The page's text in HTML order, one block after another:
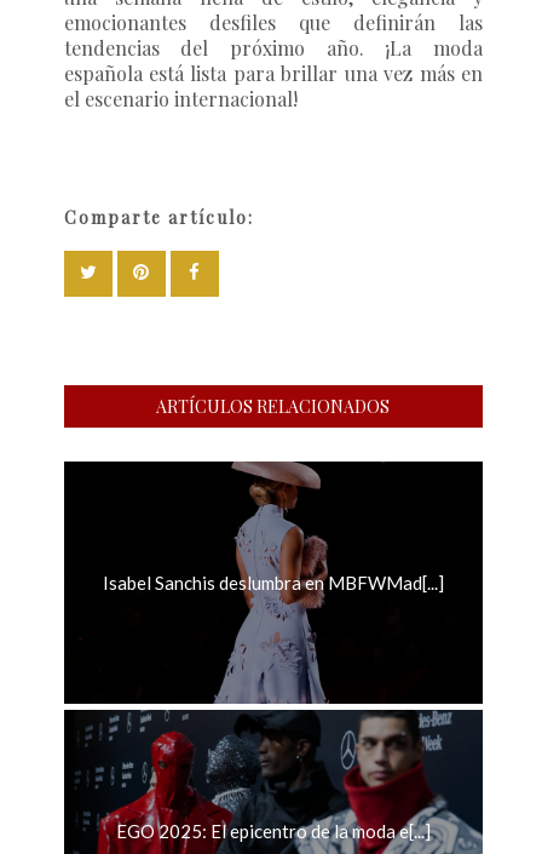
emocionantes desfiles que definirán las
tendencias del próximo año. ¡La moda
española está lista para brillar una vez más en
el escenario internacional!
Comparte artículo:
ARTÍCULOS RELACIONADOS
Isabel Sanchis deslumbra en MBFWMad[...]
EGO 2025: El epicentro de la moda e[...]